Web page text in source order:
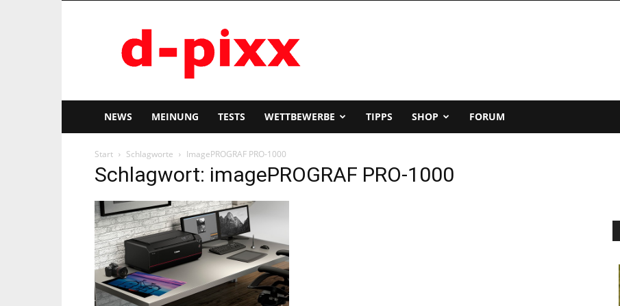
pixx
NEWS MEINUNG TESTS WETTBEWERBE TIPPS SHOP FORUM
Start Schlagworte ImagePROGRAF PRO-1000
Schlagwort: imagePROGRAF PRO-1000